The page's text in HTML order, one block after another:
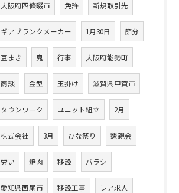
大阪府四條畷市 免許 新規取引先
ギアブランクメーカー 1月30日 節分
豆まき 鬼 行事 大阪府能勢町
商談 金型 玉掛け 滋賀県甲賀市
タウンワーク ユニット組立 2月
株式会社 3月 ひな祭り 懇親会
労い 焼肉 移設 バラシ
愛知県西尾市 移設工事 レア求人